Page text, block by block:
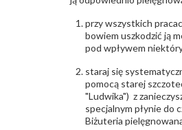
przy wszystkich
bowiem uszkodzić ją
pod wpływem
staraj się
pomocą starej
"Ludwika") z
specjalnym płynie do
Biżuteria